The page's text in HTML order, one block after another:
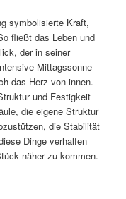
symbolisierte Kraft,
fließt das Leben und
der in seiner
Mittagssonne
das Herz von innen.
und Festigkeit
die eigene Struktur
die Stabilität
Dinge verhalfen
näher zu kommen.